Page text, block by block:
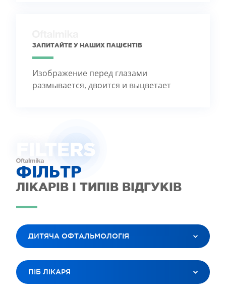
ЗАПИТАЙТЕ У НАШИХ ПАЦІЄНТІВ
Изображение перед глазами
размывается, двоится и выцветает
FILTERS
ФІЛЬТР
ЛІКАРІВ І ТИПІВ ВІДГУКІВ
ДИТЯЧА ОФТАЛЬМОЛОГІЯ
ВСІ ПОСЛУГИ
ЛАЗЕРНА КОРЕКЦІЯ ЗОРУ
ПІБ ЛІКАРЯ